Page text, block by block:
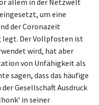
um eine
der Coronazeit
legt. Der Vollpfosten ist
wird, hat aber
von Unfähigkeit als
sagen, dass das häufige
Gesellschaft Ausdruck
in seiner